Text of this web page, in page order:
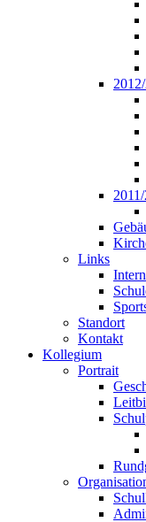
Links
Intern
Standort
Kontakt
Kollegium
Portrait